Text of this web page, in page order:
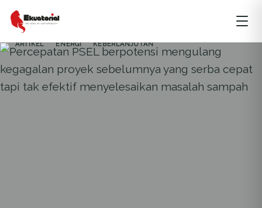
ARTIKEL ENERGI KEBERLANJUTAN